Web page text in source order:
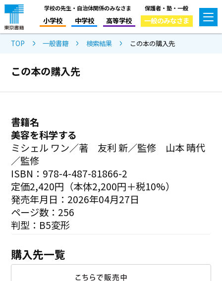
学校の先生・自治体関係のみなさま
小学校 中学校 高等学校
保護者・塾・一般
一般のみなさま
TOP 一般書籍 検索結果 この本の購入先
この本の購入先
書籍名
美容を科学する
ミシェル ワン／著 友利 新／監修 山本 晴代
／監修
ISBN：978-4-487-81866-2
定価2,420円（本体2,200円＋税10%）
発売年月日：2026年04月27日
ページ数：256
判型：B5変形
購入先一覧